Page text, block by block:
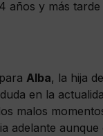
años y más
Alba, la hija de
en la
malos
adelante aunque